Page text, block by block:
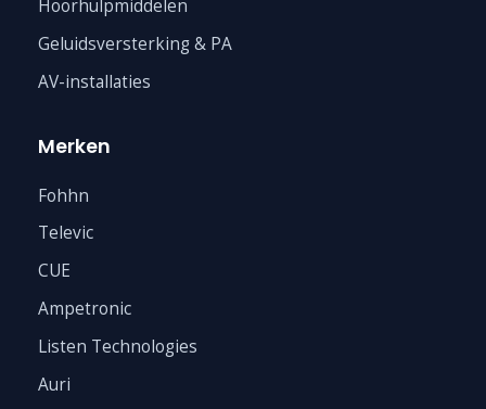
Hoorhulpmiddelen
Geluidsversterking & PA
AV-installaties
Merken
Fohhn
Televic
CUE
Ampetronic
Listen Technologies
Auri